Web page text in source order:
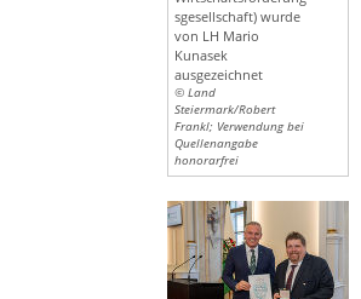
sgesellschaft) wurde
von LH Mario
Kunasek
ausgezeichnet
© Land
Steiermark/Robert
Frankl; Verwendung bei
Quellenangabe
honorarfrei